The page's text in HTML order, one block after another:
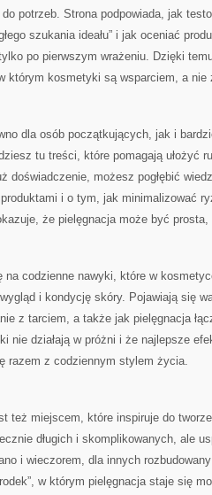
potrzeb. Strona podpowiada, jak
szukania ideału” i jak oceniać
po pierwszym wrażeniu. Dzięki
którym kosmetyki są wsparciem, a nie
dla osób początkujących, jak i
tu treści, które pomagają ułożyć
doświadczenie, możesz pogłębić
i o tym, jak minimalizować
że pielęgnacja może być
na codzienne nawyki, które w
i kondycję skóry. Pojawiają się
z tarciem, a także jak pielęgnacja
nie działają w próżni i że najlepsze
razem z codziennym stylem życia.
też miejscem, które inspiruje do
długich i skomplikowanych, ale
i wieczorem, dla innych
w którym pielęgnacja staje się